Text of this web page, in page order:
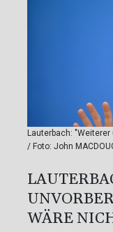
Lauterbach:
/ Foto: John
WÄRE